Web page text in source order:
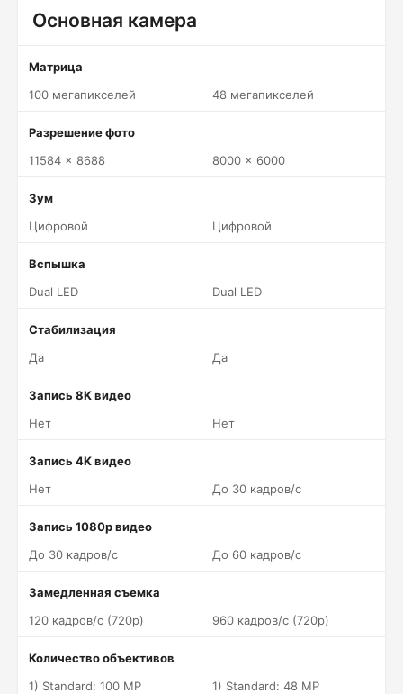
Основная камера
Матрица
100 мегапикселей
48 мегапикселей
Разрешение фото
11584 x 8688
8000 x 6000
Зум
Цифровой
Цифровой
Вспышка
Dual LED
Dual LED
Стабилизация
Да
Да
Запись 8K видео
Нет
Нет
Запись 4K видео
Нет
До 30 кадров/c
Запись 1080p видео
До 30 кадров/c
До 60 кадров/c
Замедленная съемка
120 кадров/c (720p)
960 кадров/c (720p)
Количество объективов
1) Standard: 100 MP
1) Standard: 48 MP